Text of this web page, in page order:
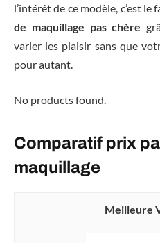
l’intérêt de ce modèle, c’est le
de maquillage pas chère
varier les plaisir sans que
pour autant.
No products found.
Comparatif prix
maquillage